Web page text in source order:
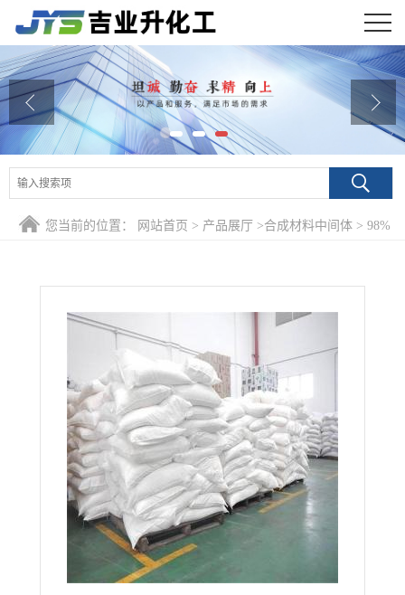
公司首页
公司介绍
公司动态
产品展厅
证书荣誉
在线留言
您当前的位置： 网站首页 > 产品展厅 >合成材料中间体 > 98%